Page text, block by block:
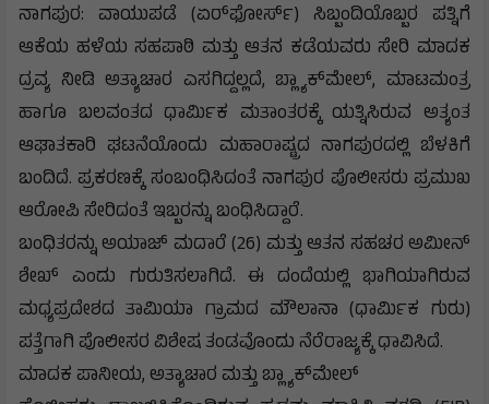
ನಾಗಪುರ: ವಾಯುಪಡೆ (ಏರ್‌ಫೋರ್ಸ್) ಸಿಬ್ಬಂದಿಯೊಬ್ಬರ ಪತ್ನಿಗೆ
ಆಕೆಯ ಹಳೆಯ ಸಹಪಾಠಿ ಮತ್ತು ಆತನ ಕಡೆಯವರು ಸೇರಿ ಮಾದಕ
ದ್ರವ್ಯ ನೀಡಿ ಅತ್ಯಾಚಾರ ಎಸಗಿದ್ದಲ್ಲದೆ, ಬ್ಲ್ಯಾಕ್‌ಮೇಲ್, ಮಾಟಮಂತ್ರ
ಹಾಗೂ ಬಲವಂತದ ಧಾರ್ಮಿಕ ಮತಾಂತರಕ್ಕೆ ಯತ್ನಿಸಿರುವ ಅತ್ಯಂತ
ಆಘಾತಕಾರಿ ಘಟನೆಯೊಂದು ಮಹಾರಾಷ್ಟ್ರದ ನಾಗಪುರದಲ್ಲಿ ಬೆಳಕಿಗೆ
ಬಂದಿದೆ. ಪ್ರಕರಣಕ್ಕೆ ಸಂಬಂಧಿಸಿದಂತೆ ನಾಗಪುರ ಪೊಲೀಸರು ಪ್ರಮುಖ
ಆರೋಪಿ ಸೇರಿದಂತೆ ಇಬ್ಬರನ್ನು ಬಂಧಿಸಿದ್ದಾರೆ.
ಬಂಧಿತರನ್ನು ಅಯಾಜ್ ಮದಾರೆ (26) ಮತ್ತು ಆತನ ಸಹಚರ ಅಮೀನ್
ಶೇಖ್ ಎಂದು ಗುರುತಿಸಲಾಗಿದೆ. ಈ ದಂದೆಯಲ್ಲಿ ಭಾಗಿಯಾಗಿರುವ
ಮಧ್ಯಪ್ರದೇಶದ ತಾಮಿಯಾ ಗ್ರಾಮದ ಮೌಲಾನಾ (ಧಾರ್ಮಿಕ ಗುರು)
ಪತ್ತೆಗಾಗಿ ಪೊಲೀಸರ ವಿಶೇಷ ತಂಡವೊಂದು ನೆರೆರಾಜ್ಯಕ್ಕೆ ಧಾವಿಸಿದೆ.
ಮಾದಕ ಪಾನೀಯ, ಅತ್ಯಾಚಾರ ಮತ್ತು ಬ್ಲ್ಯಾಕ್‌ಮೇಲ್